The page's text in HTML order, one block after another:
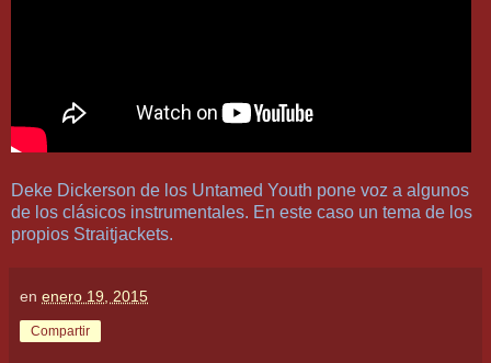
Deke Dickerson de los Untamed Youth pone voz a algunos
de los clásicos instrumentales. En este caso un tema de los
propios Straitjackets.
en enero 19, 2015
Compartir